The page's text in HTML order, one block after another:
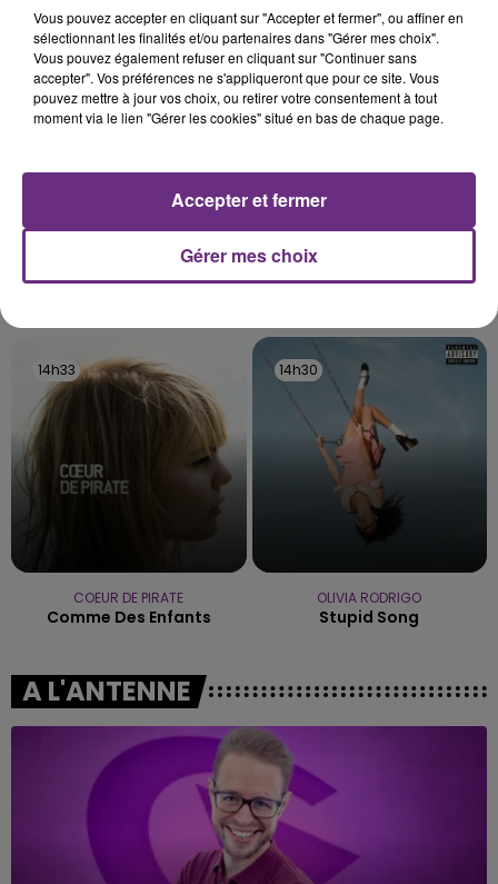
14h40
14h40 14h37
14h37
14h33
14h33
COEUR DE PIRATE
Comme Des Enfants
14h30
14h30
OLIVIA RODRIGO
Stupid Song
A L'ANTENNE
Vous pouvez accepter en cliquant sur "Accepter et fermer", ou affiner en
sélectionnant les finalités et/ou partenaires dans "Gérer mes choix".
Vous pouvez également refuser en cliquant sur "Continuer sans
accepter". Vos préférences ne s'appliqueront que pour ce site. Vous
pouvez mettre à jour vos choix, ou retirer votre consentement à tout
moment via le lien "Gérer les cookies" situé en bas de chaque page.
Gérer mes choix
Accepter et fermer